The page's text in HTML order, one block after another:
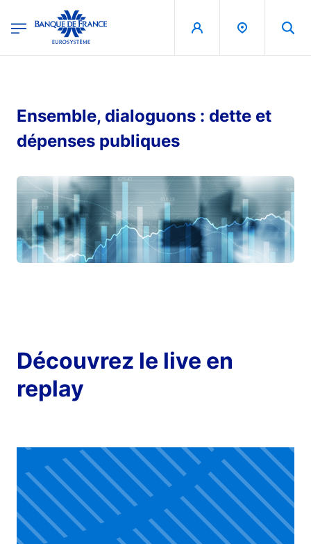
Banque de France - Menu Principal
Ensemble, dialoguons : dette et
dépenses publiques
Découvrez le live en
replay